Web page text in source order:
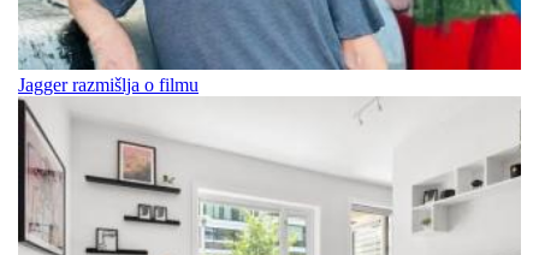
Jagger razmišlja o filmu